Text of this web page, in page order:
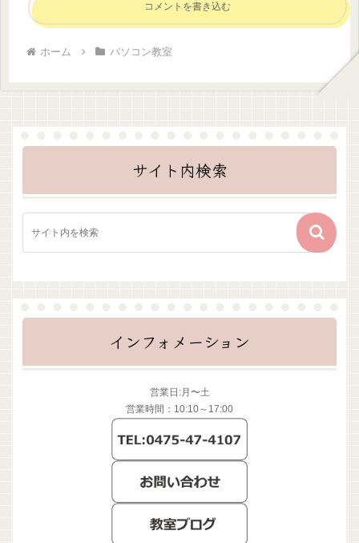
コメントを書き込む
ホーム パソコン教室
サイト内検索
インフォメーション
営業日:月〜土
営業時間：10:10～17:00